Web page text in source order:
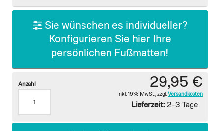
gallery
Sie wünschen es individueller?
Konfigurieren Sie hier Ihre
persönlichen Fußmatten!
29,95 €
Inkl. 19% MwSt. zzgl. Versandkosten
Lieferzeit: 2-3 Tage
Anzahl